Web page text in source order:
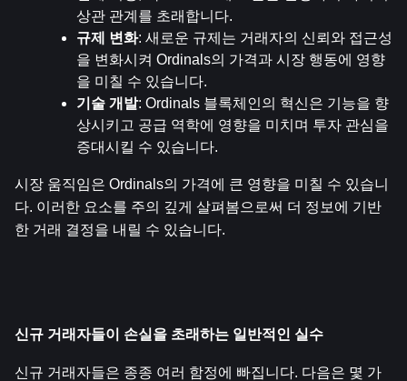
상관 관계를 초래합니다.
규제 변화: 새로운 규제는 거래자의 신뢰와 접근성
을 변화시켜 Ordinals의 가격과 시장 행동에 영향
을 미칠 수 있습니다.
기술 개발: Ordinals 블록체인의 혁신은 기능을 향
상시키고 공급 역학에 영향을 미치며 투자 관심을
증대시킬 수 있습니다.
시장 움직임은 Ordinals의 가격에 큰 영향을 미칠 수 있습니
다. 이러한 요소를 주의 깊게 살펴봄으로써 더 정보에 기반
한 거래 결정을 내릴 수 있습니다.
신규 거래자들이 손실을 초래하는 일반적인 실수
신규 거래자들은 종종 여러 함정에 빠집니다. 다음은 몇 가